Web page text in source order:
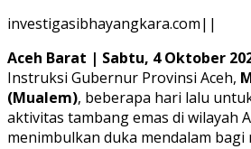
investigasibhayangkara.com||
Aceh Barat | Sabtu, 4 Oktober
Instruksi Gubernur Provinsi Aceh,
(Mualem), beberapa hari lalu
aktivitas tambang emas di wilayah
menimbulkan duka mendalam bagi